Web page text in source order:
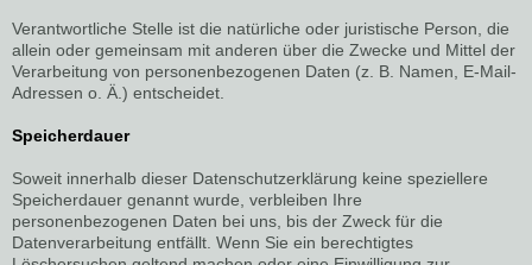
Verantwortliche Stelle ist die natürliche oder juristische Person, die
allein oder gemeinsam mit anderen über die Zwecke und Mittel der
Verarbeitung von personenbezogenen Daten (z. B. Namen, E-Mail-
Adressen o. Ä.) entscheidet.
Speicherdauer
Soweit innerhalb dieser Datenschutzerklärung keine speziellere
Speicherdauer genannt wurde, verbleiben Ihre
personenbezogenen Daten bei uns, bis der Zweck für die
Datenverarbeitung entfällt. Wenn Sie ein berechtigtes